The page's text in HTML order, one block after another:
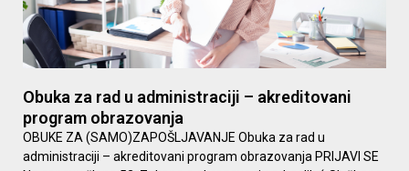
Obuka za rad u administraciji – akreditovani
program obrazovanja
OBUKE ZA (SAMO)ZAPOŠLJAVANJE Obuka za rad u
administraciji – akreditovani program obrazovanja PRIJAVI SE